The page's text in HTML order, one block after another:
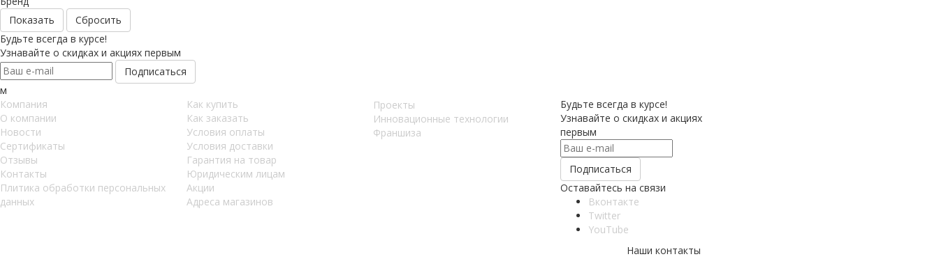
Сбросить
Будьте всегда в курсе!
Узнавайте о скидках и акциях первым
м
Компания
О компании
Новости
Сертификаты
Отзывы
Контакты
Плитика обработки персональных
данных
Как купить
Как заказать
Условия оплаты
Условия доставки
Гарантия на товар
Юридическим лицам
Акции
Адреса магазинов
Проекты
Инновационные технологии
Франшиза
Будьте всегда в курсе!
Узнавайте о скидках и акциях
первым
Оставайтесь на связи
Вконтакте
Twitter
YouTube
Наши контакты